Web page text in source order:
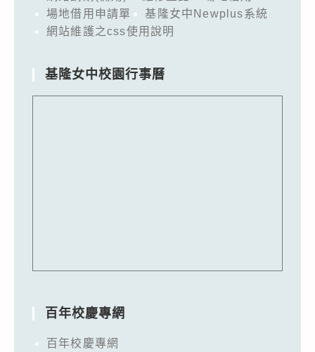
場地借用申請單
基隆女中Newplus系統
網站維護之css使用說明
基隆女中校園行事曆
百年校慶專網
百年校慶專網